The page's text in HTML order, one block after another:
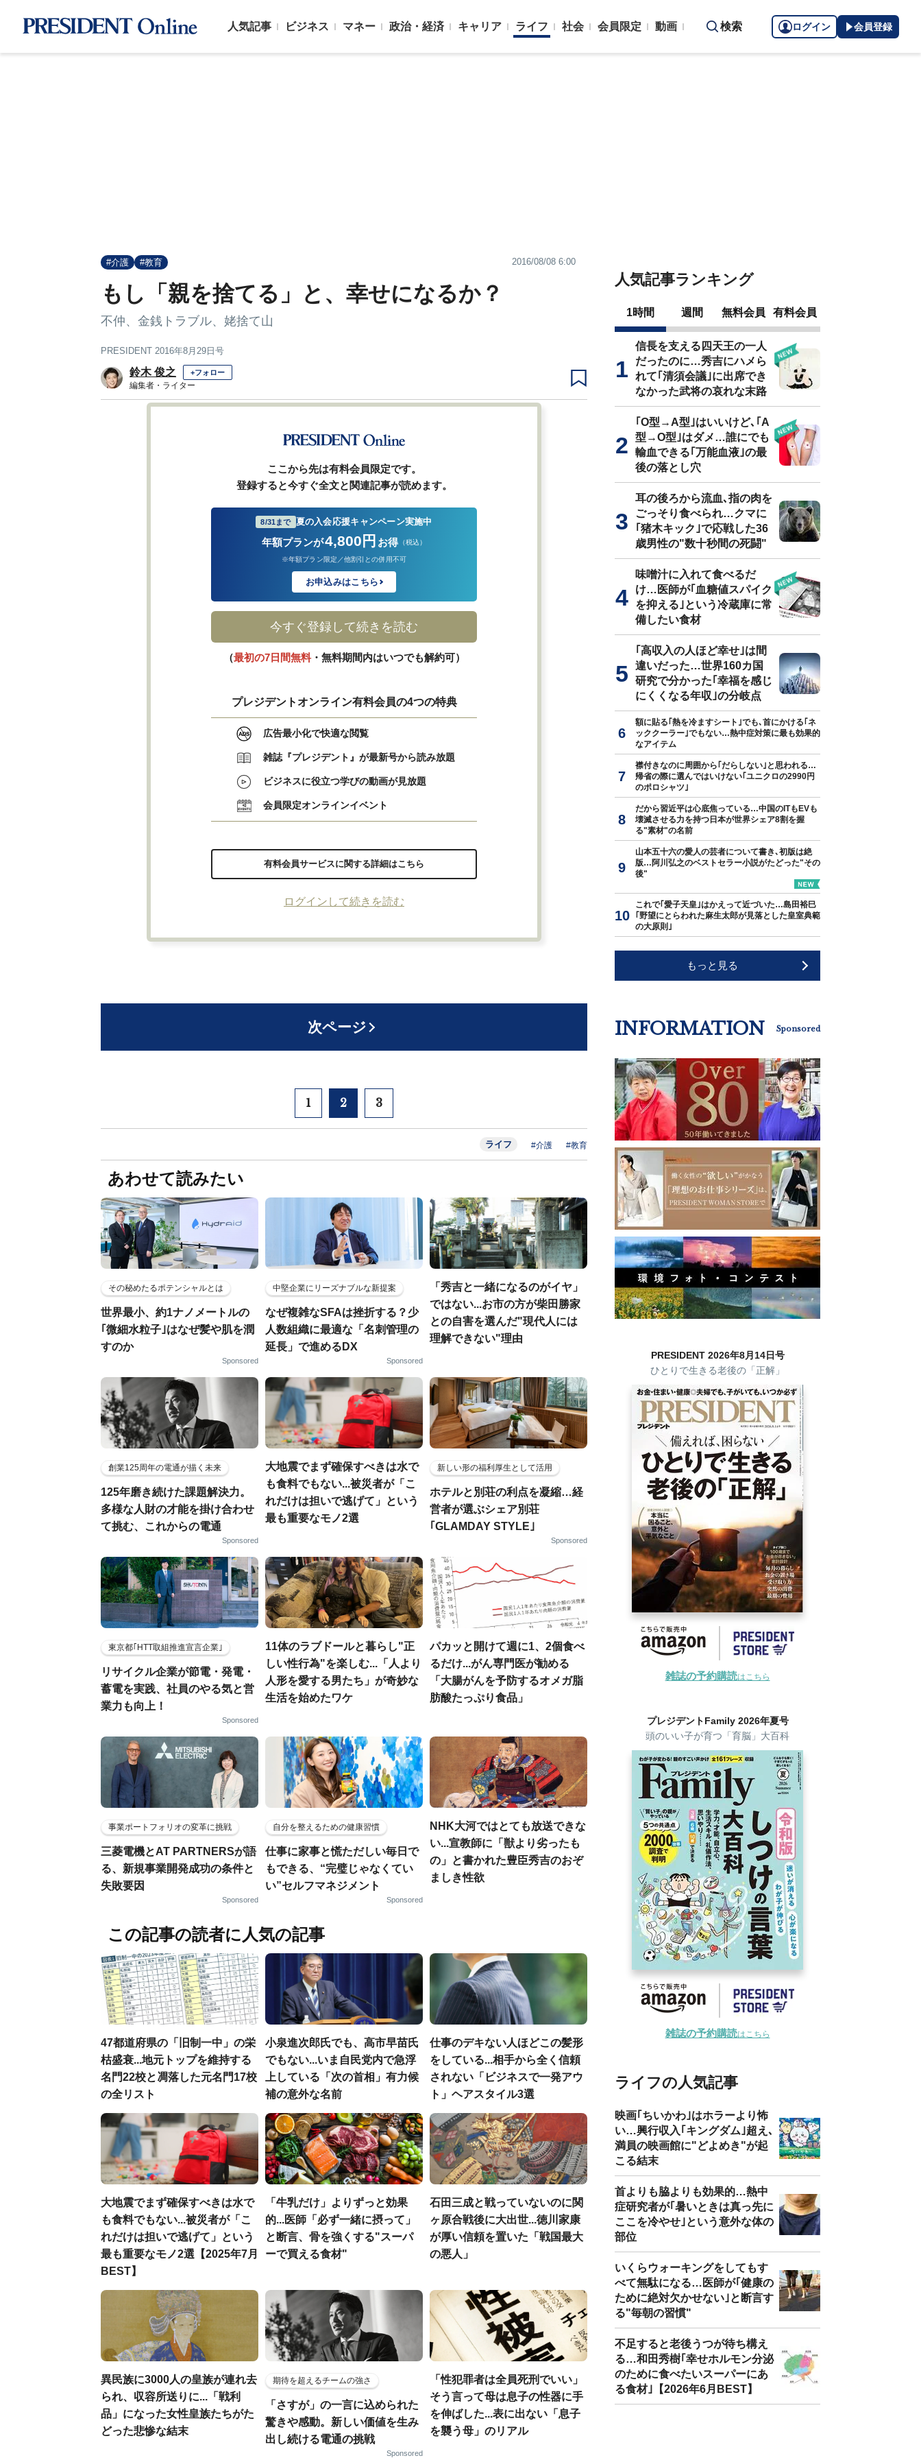
人気記事 ビジネス マネー 政治・経済 キャリア ライフ 社会 会員限定 動画 検索 ログイン 会員登録
#介護 #教育 2016/08/08 6:00
もし「親を捨てる」と、幸せになるか？
不仲、金銭トラブル、姥捨て山
PRESIDENT 2016年8月29日号
鈴木 俊之 +フォロー
編集者・ライター
ここから先は有料会員限定です。
登録すると今すぐ全文と関連記事が読めます。
8/31まで 夏の入会応援キャンペーン実施中
年額プランが4,800円 お得 （税込）
※年額プラン限定／他割引との併用不可
お申込みはこちら
今すぐ登録して続きを読む
（最初の7日間無料・無料期間内はいつでも解約可）
プレジデントオンライン有料会員の4つの特典
広告最小化で快適な閲覧
雑誌『プレジデント』が最新号から読み放題
ビジネスに役立つ学びの動画が見放題
会員限定オンラインイベント
有料会員サービスに関する詳細はこちら
ログインして続きを読む
次ページ
1 2 3
ライフ #介護 #教育
あわせて読みたい
その秘めたるポテンシャルとは
世界最小、約1ナノメートルの
｢微細水粒子｣はなぜ髪や肌を潤
すのか
Sponsored
中堅企業にリーズナブルな新提案
なぜ複雑なSFAは挫折する？少
人数組織に最適な「名刺管理の
延長」で進めるDX
Sponsored
「秀吉と一緒になるのがイヤ」
ではない...お市の方が柴田勝家
との自害を選んだ"現代人には
理解できない"理由
創業125周年の電通が描く未来
125年磨き続けた課題解決力。
多様な人財の才能を掛け合わせ
て挑む、これからの電通
Sponsored
大地震でまず確保すべきは水で
も食料でもない...被災者が「こ
れだけは担いで逃げて」という
最も重要なモノ2選
新しい形の福利厚生として活用
ホテルと別荘の利点を凝縮…経
営者が選ぶシェア別荘
｢GLAMDAY STYLE｣
Sponsored
東京都｢HTT取組推進宣言企業｣
リサイクル企業が節電・発電・
蓄電を実践、社員のやる気と営
業力も向上！
Sponsored
11体のラブドールと暮らし"正
しい性行為"を楽しむ...「人より
人形を愛する男たち」が奇妙な
生活を始めたワケ
パカッと開けて週に1、2個食べ
るだけ...がん専門医が勧める
「大腸がんを予防するオメガ脂
肪酸たっぷり食品」
事業ポートフォリオの変革に挑戦
三菱電機とAT PARTNERSが語
る、新規事業開発成功の条件と
失敗要因
Sponsored
自分を整えるための健康習慣
仕事に家事と慌ただしい毎日で
もできる、“完璧じゃなくてい
い”セルフマネジメント
Sponsored
NHK大河ではとても放送できな
い...宣教師に「獣より劣ったも
の」と書かれた豊臣秀吉のおぞ
ましき性欲
この記事の読者に人気の記事
47都道府県の「旧制一中」の栄
枯盛衰...地元トップを維持する
名門22校と凋落した元名門17校
の全リスト
小泉進次郎氏でも、高市早苗氏
でもない...いま自民党内で急浮
上している「次の首相」有力候
補の意外な名前
仕事のデキない人ほどこの髪形
をしている...相手から全く信頼
されない「ビジネスで一発アウ
ト」ヘアスタイル3選
大地震でまず確保すべきは水で
も食料でもない...被災者が「こ
れだけは担いで逃げて」という
最も重要なモノ2選【2025年7月
BEST】
「牛乳だけ」よりずっと効果
的...医師「必ず一緒に摂って」
と断言、骨を強くする"スーパ
ーで買える食材"
石田三成と戦っていないのに関
ヶ原合戦後に大出世...徳川家康
が厚い信頼を置いた「戦国最大
の悪人」
異民族に3000人の皇族が連れ去
られ、収容所送りに...「戦利
品」になった女性皇族たちがた
どった悲惨な結末
期待を超えるチームの強さ
「さすが」の一言に込められた
驚きや感動。新しい価値を生み
出し続ける電通の挑戦
Sponsored
「性犯罪者は全員死刑でいい」
そう言って母は息子の性器に手
を伸ばした...表に出ない「息子
を襲う母」のリアル
人気記事ランキング
1時間 週間 無料会員 有料会員
信長を支える四天王の一人
だったのに…秀吉にハメら
れて｢清須会議｣に出席でき
なかった武将の哀れな末路
｢O型→A型｣はいいけど､｢A
型→O型｣はダメ…誰にでも
輸血できる｢万能血液｣の最
後の落とし穴
耳の後ろから流血､指の肉を
ごっそり食べられ…クマに
｢猪木キック｣で応戦した36
歳男性の"数十秒間の死闘"
味噌汁に入れて食べるだ
け…医師が｢血糖値スパイク
を抑える｣という冷蔵庫に常
備したい食材
｢高収入の人ほど幸せ｣は間
違いだった…世界160カ国
研究で分かった｢幸福を感じ
にくくなる年収｣の分岐点
額に貼る｢熱を冷ますシート｣でも､首にかける｢ネ
ッククーラー｣でもない…熱中症対策に最も効果的
なアイテム
襟付きなのに周囲から｢だらしない｣と思われる…
帰省の際に選んではいけない｢ユニクロの2990円
のポロシャツ｣
だから習近平は心底焦っている…中国のITもEVも
壊滅させる力を持つ日本が世界シェア8割を握
る"素材"の名前
山本五十六の愛人の芸者について書き､初版は絶
版…阿川弘之のベストセラー小説がたどった"その
後"
これで｢愛子天皇｣はかえって近づいた…島田裕巳
｢野望にとらわれた麻生太郎が見落とした皇室典範
の大原則｣
もっと見る
INFORMATION Sponsored
PRESIDENT 2026年8月14日号
ひとりで生きる老後の「正解」
雑誌の予約購読はこちら
プレジデントFamily 2026年夏号
頭のいい子が育つ「育脳」大百科
雑誌の予約購読はこちら
ライフの人気記事
映画｢ちいかわ｣はホラーより怖
い…興行収入｢キングダム｣超え､
満員の映画館に"どよめき"が起
こる結末
首よりも脇よりも効果的…熱中
症研究者が｢暑いときは真っ先に
ここを冷やせ｣という意外な体の
部位
いくらウォーキングをしてもす
べて無駄になる…医師が｢健康の
ために絶対欠かせない｣と断言す
る"毎朝の習慣"
不足すると老後うつが待ち構え
る…和田秀樹｢幸せホルモン分泌
のために食べたいスーパーにあ
る食材｣【2026年6月BEST】